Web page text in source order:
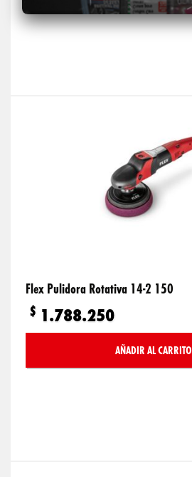
Flex Pulidora Rotativa 14-2 150
$ 1.788.250
AÑADIR AL CARRITO
Alternative: